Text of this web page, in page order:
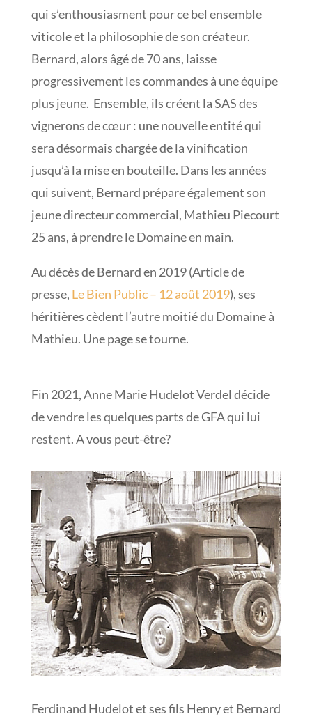
qui s’enthousiasment pour ce bel ensemble
viticole et la philosophie de son créateur.
Bernard, alors âgé de 70 ans, laisse
progressivement les commandes à une équipe
plus jeune. Ensemble, ils créent la SAS des
vignerons de cœur : une nouvelle entité qui
sera désormais chargée de la vinification
jusqu’à la mise en bouteille. Dans les années
qui suivent, Bernard prépare également son
jeune directeur commercial, Mathieu Piecourt
25 ans, à prendre le Domaine en main.
Au décès de Bernard en 2019 (Article de
presse, Le Bien Public – 12 août 2019), ses
héritières cèdent l’autre moitié du Domaine à
Mathieu. Une page se tourne.
Fin 2021, Anne Marie Hudelot Verdel décide
de vendre les quelques parts de GFA qui lui
restent. A vous peut-être?
Ferdinand Hudelot et ses fils Henry et Bernard